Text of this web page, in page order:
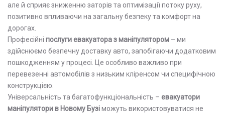
але й сприяє зниженню заторів та оптимізації потоку руху,
позитивно впливаючи на загальну безпеку та комфорт на
дорогах.
Професійні послуги евакуатора з маніпулятором – ми
здійснюємо безпечну доставку авто, запобігаючи додатковим
пошкодженням у процесі. Це особливо важливо при
перевезенні автомобілів з низьким кліренсом чи специфічною
конструкцією.
Універсальність та багатофункціональність – евакуатори
маніпулятори в Новому Бузіможуть використовуватися не